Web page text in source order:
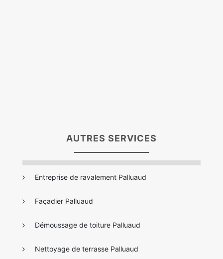
AUTRES SERVICES
Entreprise de ravalement Palluaud
Façadier Palluaud
Démoussage de toiture Palluaud
Nettoyage de terrasse Palluaud